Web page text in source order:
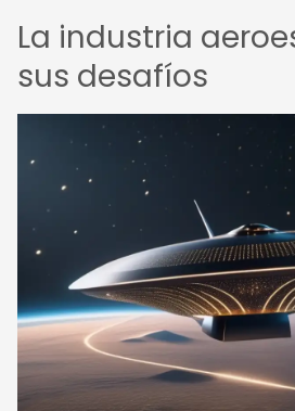
La industria
sus desafíos